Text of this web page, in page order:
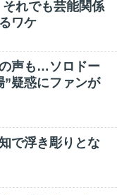
れでも芸能関係
ワケ
の声も…ソロドー
”疑惑にファンが
で浮き彫りとな